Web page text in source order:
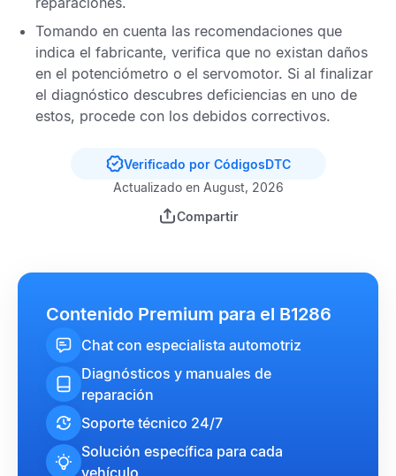
Tomando en cuenta las recomendaciones que
indica el fabricante, verifica que no existan daños
en el potenciómetro o el servomotor. Si al finalizar
el diagnóstico descubres deficiencias en uno de
estos, procede con los debidos correctivos.
Verificado por CódigosDTC
Actualizado en August, 2026
Compartir
Contenido Premium para el B1286
Chat con especialista automotriz
Diagnósticos y manuales de
reparación
Soporte técnico 24/7
Solución específica para cada
vehículo